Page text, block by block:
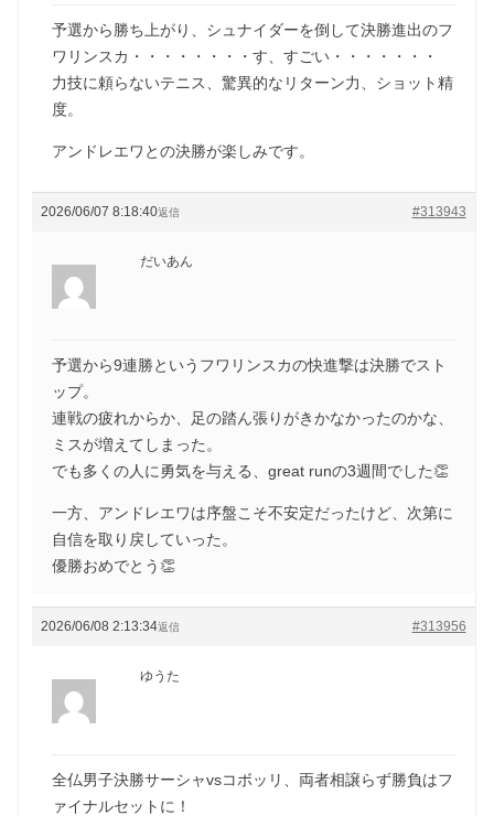
予選から勝ち上がり、シュナイダーを倒して決勝進出のフ
ワリンスカ・・・・・・・・す、すごい・・・・・・・
力技に頼らないテニス、驚異的なリターン力、ショット精
度。
アンドレエワとの決勝が楽しみです。
2026/06/07 8:18:40 #313943
返信
だいあん
予選から9連勝というフワリンスカの快進撃は決勝でスト
ップ。
連戦の疲れからか、足の踏ん張りがきかなかったのかな、
ミスが増えてしまった。
でも多くの人に勇気を与える、great runの3週間でした👏
一方、アンドレエワは序盤こそ不安定だったけど、次第に
自信を取り戻していった。
優勝おめでとう👏
2026/06/08 2:13:34 #313956
返信
ゆうた
全仏男子決勝サーシャvsコボッリ、両者相譲らず勝負はフ
ァイナルセットに！